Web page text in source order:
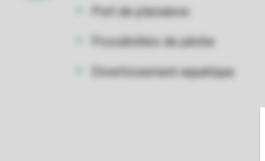
Port de plaisance
Possibilités de pêche
Divertissement aquatique